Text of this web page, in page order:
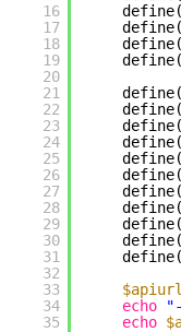
16
17
18
19
20
21
22
23
24
25
26
27
28
29
30
31
32
33
34
35
$apiurl
echo
echo